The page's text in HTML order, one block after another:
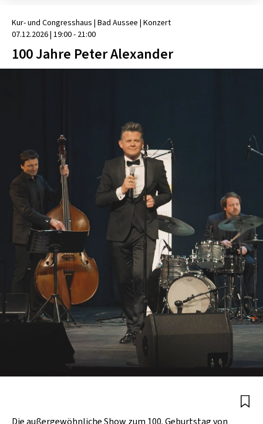
Kur- und Congresshaus | ​Bad Aussee | Konzert
07.12.2026| 19:00 - 21:00
100 Jahre Peter Alexander